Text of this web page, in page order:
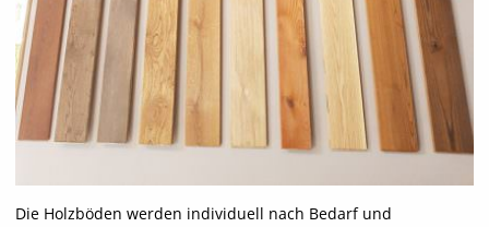
Die Holzböden werden individuell nach Bedarf und